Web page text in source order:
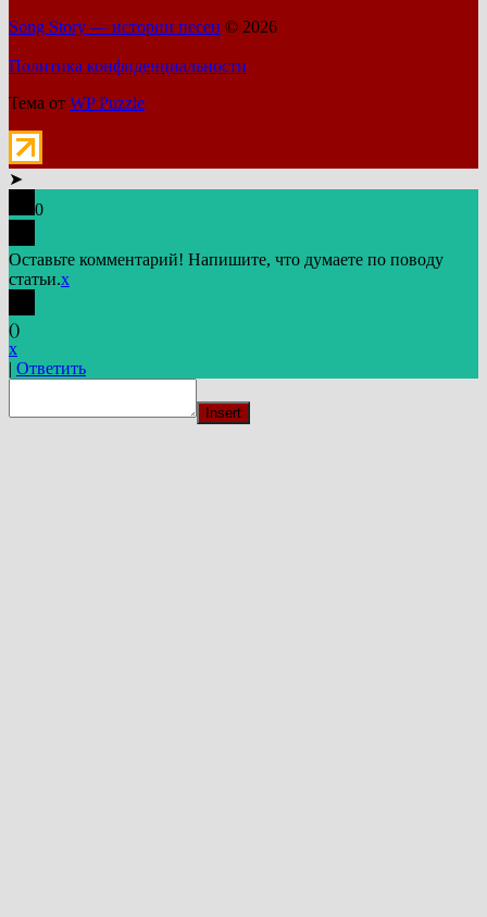
Song Story — истории песен © 2026
Политика конфиденциальности
Тема от WP Puzzle
➤
0
Оставьте комментарий! Напишите, что думаете по поводу
статьи.x
()
x
| Ответить
Insert